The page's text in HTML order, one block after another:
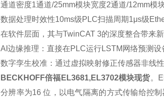
通道密度1通道/25mm模块宽度2通道/12mm模
数据处理时效性10ms级PLC扫描周期1μs级
在软件层面，其与TwinCAT 3的深度整合带来新
‌AI边缘推理‌：直接在PLC运行LSTM网络预测设
数字孪生校准‌：通过虚拟映射修正传感器非线
BECKHOFF倍福EL3681,EL3702模块现货。
分辨率为16 位，以电气隔离的方式传输给控